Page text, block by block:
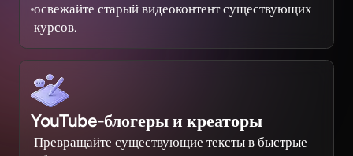
освежайте старый видеоконтент существующих
курсов.
YouTube-блогеры и креаторы
Превращайте существующие тексты в быстрые